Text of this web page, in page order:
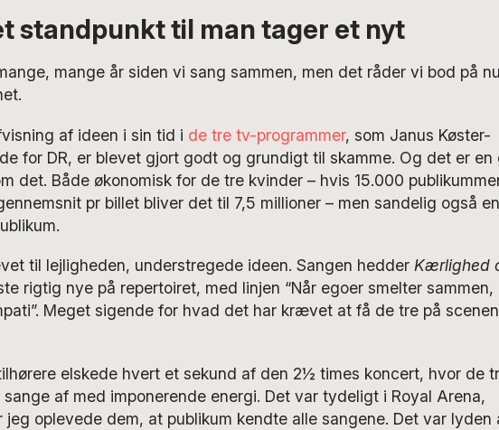
standpunkt til man tager et nyt
mange år siden vi sang sammen, men det råder vi bod på
af ideen i sin tid i de tre tv-programmer, som Janus Køster-
for DR, er blevet gjort godt og grundigt til skamme. Og det er en
det. Både økonomisk for de tre kvinder – hvis 15.000
pr billet bliver det til 7,5 millioner – men sandelig også en
til lejligheden, understregede ideen. Sangen hedder Kærlighed
rigtig nye på repertoiret, med linjen “Når egoer smelter sammen,
Meget sigende for hvad det har krævet at få de tre på scenen
elskede hvert et sekund af den 2½ times koncert, hvor de
af med imponerende energi. Det var tydeligt i Royal Arena,
jeg oplevede dem, at publikum kendte alle sangene. Det var lyden